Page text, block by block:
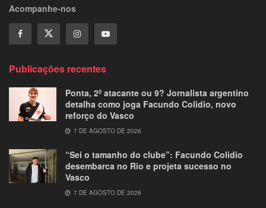
Acompanhe-nos
Publicações recentes
Ponta, 2º atacante ou 9? Jornalista argentino
detalha como joga Facundo Colidio, novo
reforço do Vasco
7 DE AGOSTO DE 2026
“Sei o tamanho do clube”: Facundo Colidio
desembarca no Rio e projeta sucesso no
Vasco
7 DE AGOSTO DE 2026